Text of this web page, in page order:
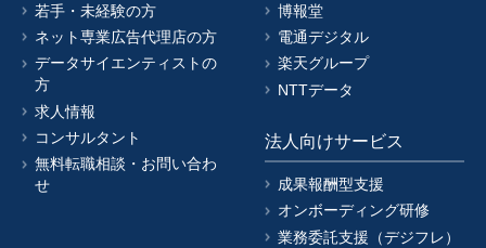
若手・未経験の方
ネット専業広告代理店の方
データサイエンティストの
方
求人情報
コンサルタント
無料転職相談・お問い合わ
せ
博報堂
電通デジタル
楽天グループ
NTTデータ
法人向けサービス
成果報酬型支援
オンボーディング研修
業務委託支援（デジフレ）